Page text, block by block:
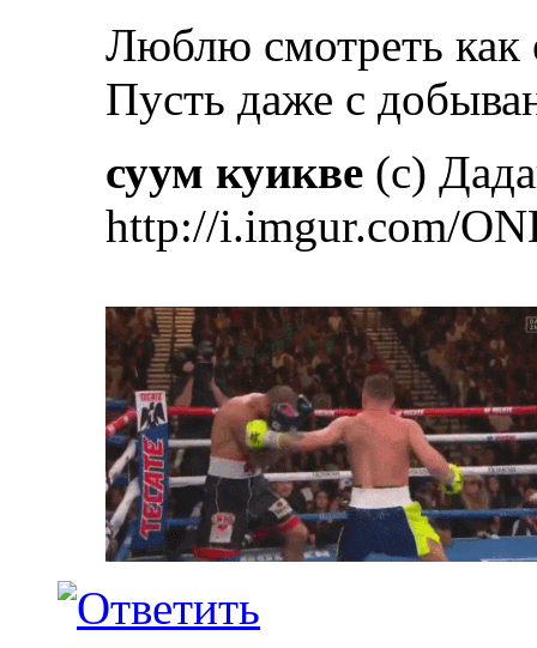
Люблю смотреть как
Пусть даже с
суум куикве (с)
http://i.imgur.com/